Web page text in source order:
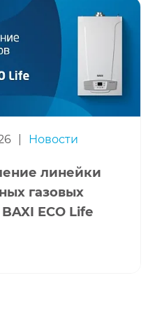
Новости
линейки
газовых
ECO Life